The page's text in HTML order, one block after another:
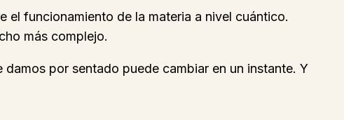
el funcionamiento de la materia a nivel cuántico.
más complejo.
por sentado puede cambiar en un instante. Y